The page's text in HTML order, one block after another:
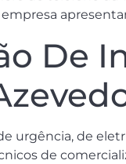
De
urgência, de
de